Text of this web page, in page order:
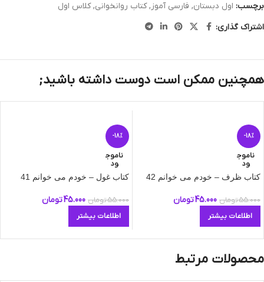
برچسب: اول دبستان, فارسی آموز, کتاب روانخوانی, کلاس اول
اشتراک گذاری:
همچنین ممکن است دوست داشته باشید;
-18%
ناموج
ود
کتاب ظرف – خودم می‌ خوانم 42
55.000تومان 45.000تومان
اطلاعات بیشتر
-18%
ناموج
ود
کتاب غول – خودم می‌ خوانم 41
55.000تومان 45.000تومان
اطلاعات بیشتر
محصولات مرتبط